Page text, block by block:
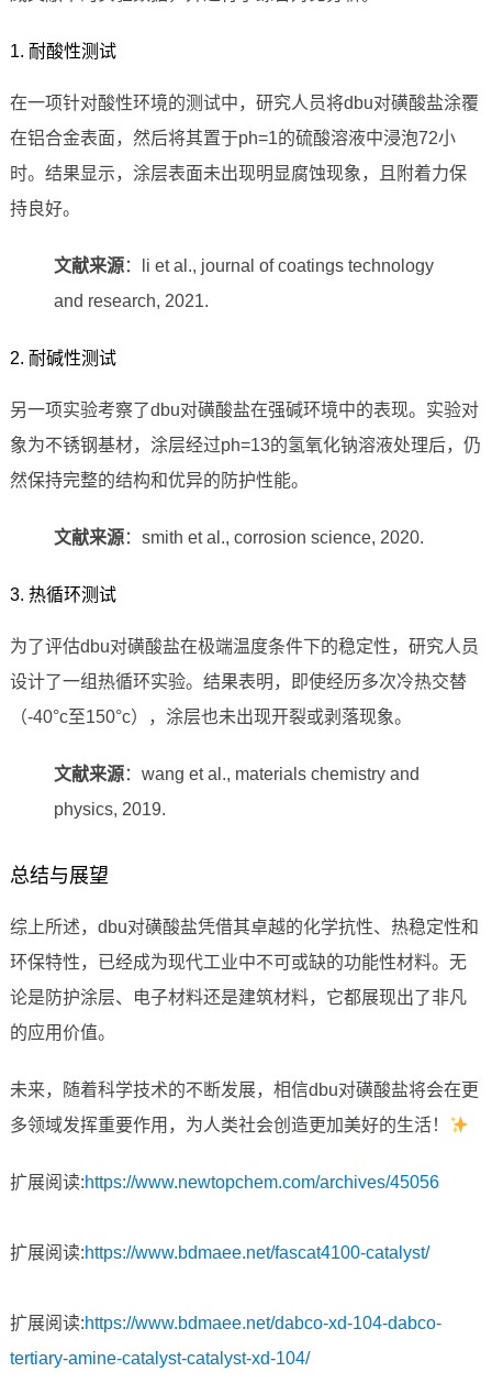
1. 耐酸性测试
在一项针对酸性环境的测试中，研究人员将dbu对磺酸盐涂覆
在铝合金表面，然后将其置于ph=1的硫酸溶液中浸泡72小
时。结果显示，涂层表面未出现明显腐蚀现象，且附着力保
持良好。
文献来源：li et al., journal of coatings technology
and research, 2021.
2. 耐碱性测试
另一项实验考察了dbu对磺酸盐在强碱环境中的表现。实验对
象为不锈钢基材，涂层经过ph=13的氢氧化钠溶液处理后，仍
然保持完整的结构和优异的防护性能。
文献来源：smith et al., corrosion science, 2020.
3. 热循环测试
为了评估dbu对磺酸盐在极端温度条件下的稳定性，研究人员
设计了一组热循环实验。结果表明，即使经历多次冷热交替
（-40°c至150°c），涂层也未出现开裂或剥落现象。
文献来源：wang et al., materials chemistry and
physics, 2019.
总结与展望
综上所述，dbu对磺酸盐凭借其卓越的化学抗性、热稳定性和
环保特性，已经成为现代工业中不可或缺的功能性材料。无
论是防护涂层、电子材料还是建筑材料，它都展现出了非凡
的应用价值。
未来，随着科学技术的不断发展，相信dbu对磺酸盐将会在更
多领域发挥重要作用，为人类社会创造更加美好的生活！
扩展阅读:https://www.newtopchem.com/archives/45056
扩展阅读:https://www.bdmaee.net/fascat4100-catalyst/
扩展阅读:https://www.bdmaee.net/dabco-xd-104-dabco-
tertiary-amine-catalyst-catalyst-xd-104/